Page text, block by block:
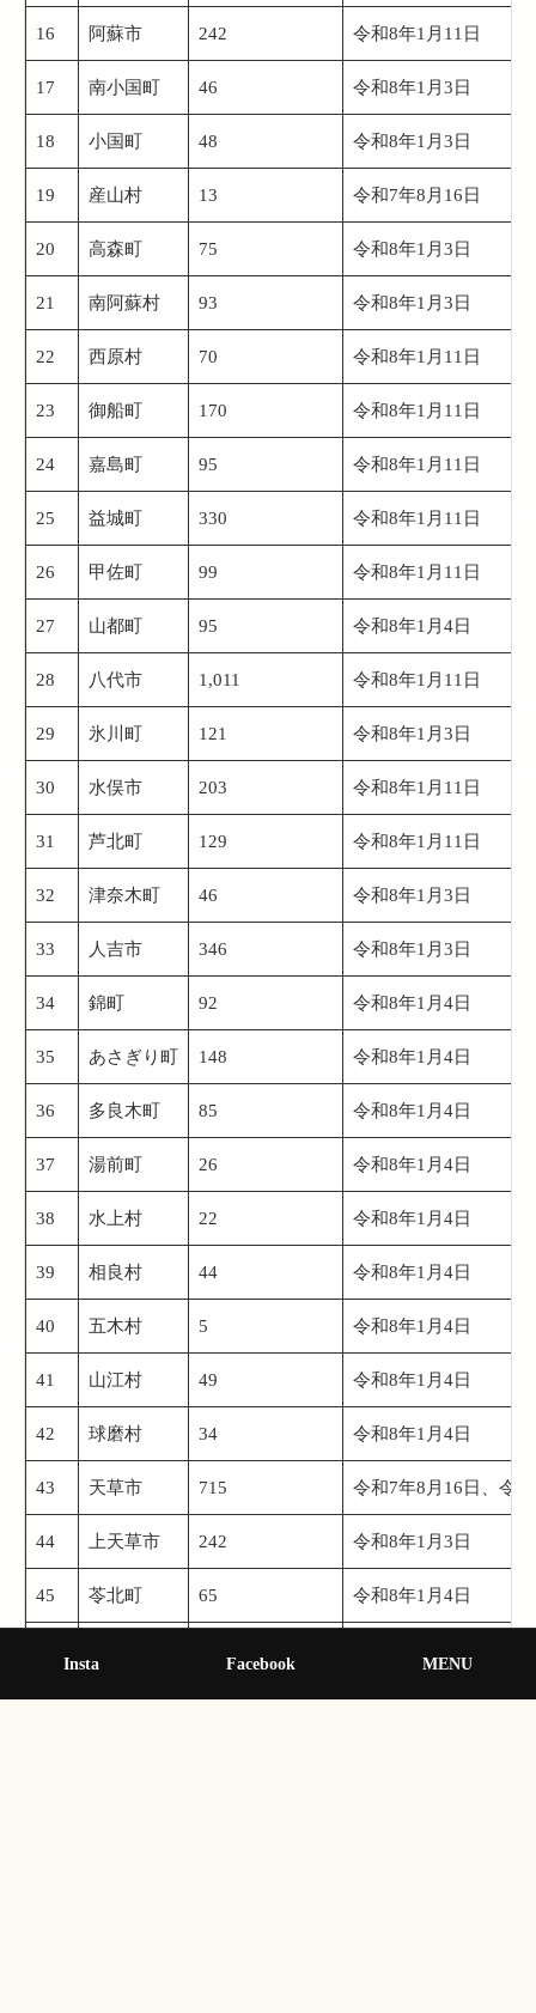
16 阿蘇市 242 令和8年1月11日
17 南小国町 46 令和8年1月3日
18 小国町 48 令和8年1月3日
19 産山村 13 令和7年8月16日
20 高森町 75 令和8年1月3日
21 南阿蘇村 93 令和8年1月3日
22 西原村 70 令和8年1月11日
23 御船町 170 令和8年1月11日
24 嘉島町 95 令和8年1月11日
25 益城町 330 令和8年1月11日
26 甲佐町 99 令和8年1月11日
27 山都町 95 令和8年1月4日
28 八代市 1,011 令和8年1月11日
29 氷川町 121 令和8年1月3日
30 水俣市 203 令和8年1月11日
31 芦北町 129 令和8年1月11日
32 津奈木町 46 令和8年1月3日
33 人吉市 346 令和8年1月3日
34 錦町 92 令和8年1月4日
35 あさぎり町 148 令和8年1月4日
36 多良木町 85 令和8年1月4日
37 湯前町 26 令和8年1月4日
38 水上村 22 令和8年1月4日
39 相良村 44 令和8年1月4日
40 五木村 5 令和8年1月4日
41 山江村 49 令和8年1月4日
42 球磨村 34 令和8年1月4日
43 天草市 715 令和7年8月16日、令
44 上天草市 242 令和8年1月3日
45 苓北町 65 令和8年1月4日
Insta Facebook MENU